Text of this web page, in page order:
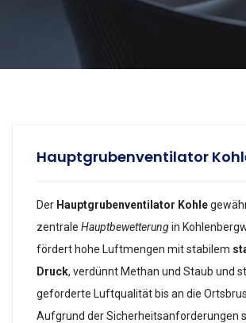
Hauptgrubenventilator
Der Hauptgrubenventilator Kohle
zentrale Hauptbewetterungin
fördert hohe Luftmengen mit stabilem
Druck, verdünnt Methan und Staub und
geforderte Luftqualität bis an die
Aufgrund der Sicherheitsanforderungen